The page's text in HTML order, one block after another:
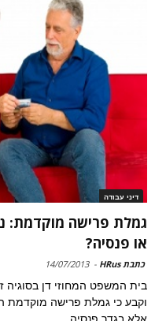
דיני עבודה
גמלת פרישה מוקדמת:
או פנסיה?
כתבת HRus -
14/07/2013
בית המשפט המחוזי דן בסוגיה
וקבע כי גמלת פרישה מוקדמת